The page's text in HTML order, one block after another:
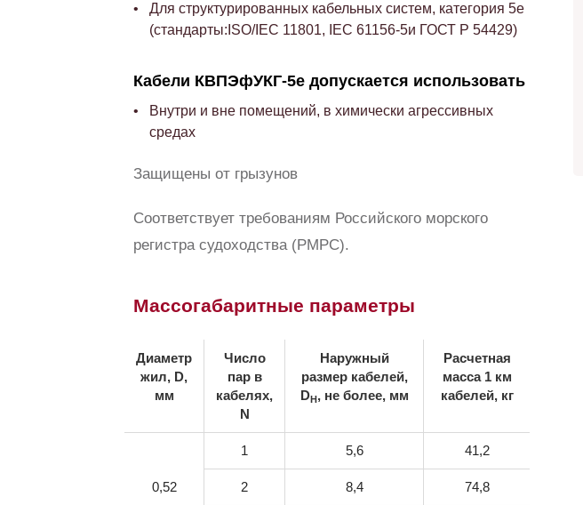
Для структурированных кабельных систем, категория 5e
(стандарты:ISO/IEC 11801, IEC 61156-5и ГОСТ Р 54429)
Кабели КВПЭфУКГ-5е допускается использовать
Внутри и вне помещений, в химически агрессивных
средах
Защищены от грызунов
Соответствует требованиям Российского морского
регистра судоходства (РМРС).
Массогабаритные параметры
Диаметр
жил, D,
мм
Число
пар в
кабелях,
N
Наружный
размер кабелей,
DH, не более, мм
Расчетная
масса 1 км
кабелей, кг
0,52
1 5,6 41,2
2 8,4 74,8